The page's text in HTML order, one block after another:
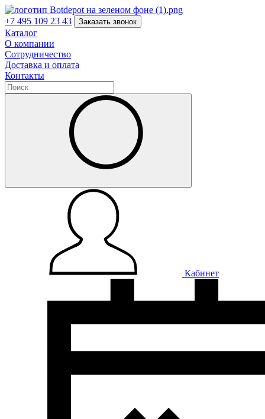
+7 495 109 23 43 Заказать звонок
Каталог
О компании
Сотрудничество
Доставка и оплата
Контакты
Кабинет